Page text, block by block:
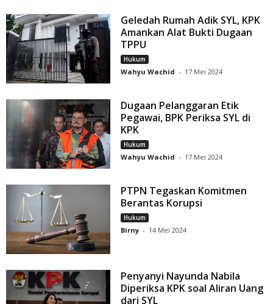
Geledah Rumah Adik SYL, KPK
Amankan Alat Bukti Dugaan
TPPU
Hukum
Wahyu Wachid - 17 Mei 2024
Dugaan Pelanggaran Etik
Pegawai, BPK Periksa SYL di
KPK
Hukum
Wahyu Wachid - 17 Mei 2024
PTPN Tegaskan Komitmen
Berantas Korupsi
Hukum
Birny - 14 Mei 2024
Penyanyi Nayunda Nabila
Diperiksa KPK soal Aliran Uang
dari SYL